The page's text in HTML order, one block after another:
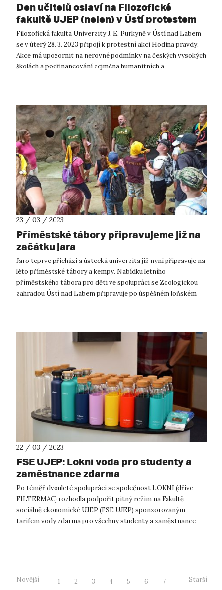
Den učitelů oslaví na Filozofické
fakultě UJEP (nejen) v Ústí protestem
Filozofická fakulta Univerzity J. E. Purkyně v Ústí nad Labem
se v úterý 28. 3. 2023 připojí k protestní akci Hodina pravdy.
Akce má upozornit na nerovné podmínky na českých vysokých
školách a podfinancování zejména humanitních a
23 / 03 / 2023
Příměstské tábory připravujeme již na
začátku jara
Jaro teprve přichází a ústecká univerzita již nyní připravuje na
léto příměstské tábory a kempy. Nabídku letního
příměstského tábora pro děti ve spolupráci se Zoologickou
zahradou Ústí nad Labem připravuje po úspěšném loňském
22 / 03 / 2023
FSE UJEP: Lokni voda pro studenty a
zaměstnance zdarma
Po téměř dvouleté spolupráci se společnost LOKNI (dříve
FILTERMAC) rozhodla podpořit pitný režim na Fakultě
sociálně ekonomické UJEP (FSE UJEP) sponzorovaným
tarifem vody zdarma pro všechny studenty a zaměstnance
Novější 1 2 3 4 5 6 7 Starší